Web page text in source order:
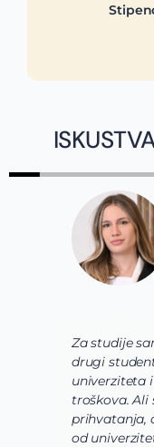
Za studije
drugi student.
univerziteta i
troškova. Ali
prihvatanja,
od